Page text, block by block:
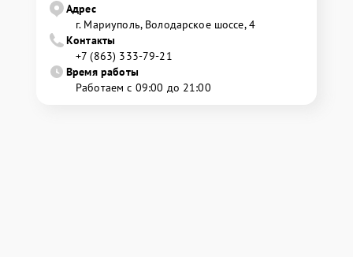
Адрес
г. Мариуполь, Володарское шоссе, 4
Контакты
+7 (863) 333-79-21
Время работы
Работаем с 09:00 до 21:00